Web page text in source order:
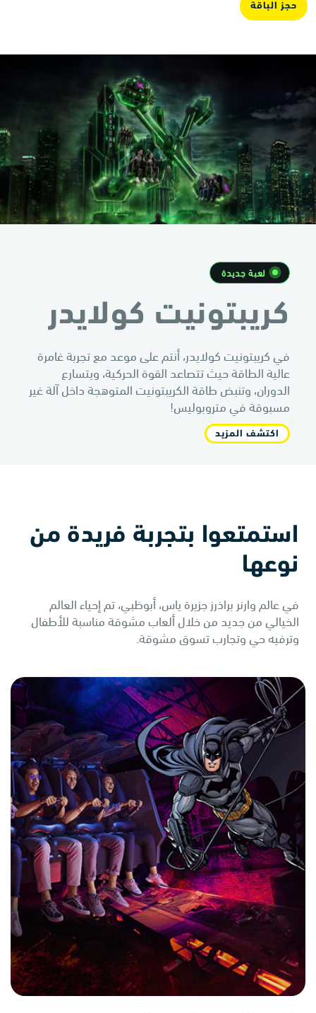
حجز الباقة
لعبة جديدة
كريبتونيت كولايدر
في كريبتونيت كولايدر، أنتم على موعد مع تجربة غامرة
عالية الطاقة حيث تتصاعد القوة الحركية، ويتسارع
الدوران، وتنبض طاقة الكريبتونيت المتوهجة داخل آلة غير
مسبوقة في متروبوليس!
اكتشف المزيد
استمتعوا بتجربة فريدة من
نوعها
في عالم وارنر براذرز جزيرة ياس، أبوظبي، تم إحياء العالم
الخيالي من جديد من خلال ألعاب مشوقة مناسبة للأطفال
وترفيه حي وتجارب تسوق مشوقة.